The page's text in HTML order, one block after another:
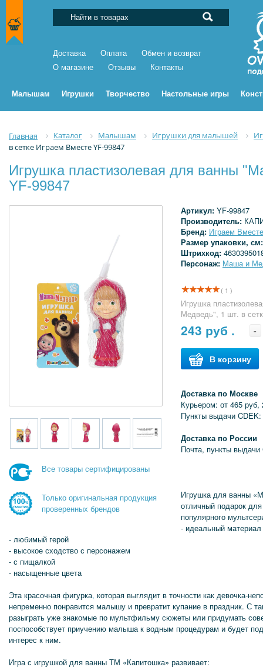
Доставка Оплата
Обмен и возврат
О магазине
Отзывы Контакты
Малышам Игрушки Творчество Настольные игры
Главная Каталог Малышам Игрушки для малышей
в сетке Играем Вместе YF-99847
Игрушка пластизолевая для ванны
YF-99847
Все товары сертифицированы
Только оригинальная продукция
проверенных брендов
Артикул: YF-99847
Производитель:
Бренд: Играем Вместе
Размер упаковки,
Штрихкод:
Персонаж: Маша и
( 1 )
Игрушка
Медведь", 1 шт. в
243 руб . -
В корзину
Доставка по Москве
Курьером: от 465 руб,
Пункты выдачи
Доставка по России
Почта, пункты выдачи
Игрушка для ванны
отличный подарок
популярного
- идеальный
- любимый герой
- высокое сходство с персонажем
- с пищалкой
- насыщенные цвета
Эта красочная фигурка, которая выглядит в точности как девочка-
непременно понравится малышу и превратит купание в праздник. С
разыграть уже знакомые по мультфильму сюжеты или придумать
поспособствует приучению малыша к водным процедурам и будет
интерес к ним.
Игра с игрушкой для ванны ТМ «Капитошка» развивает: